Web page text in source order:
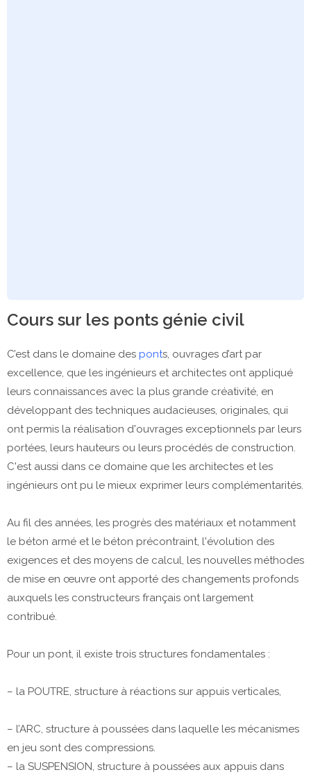
Cours sur les ponts génie civil
C’est dans le domaine des ponts, ouvrages d’art par
excellence, que les ingénieurs et architectes ont appliqué
leurs connaissances avec la plus grande créativité, en
développant des techniques audacieuses, originales, qui
ont permis la réalisation d'ouvrages exceptionnels par leurs
portées, leurs hauteurs ou leurs procédés de construction.
C'est aussi dans ce domaine que les architectes et les
ingénieurs ont pu le mieux exprimer leurs complémentarités.
Au fil des années, les progrès des matériaux et notamment
le béton armé et le béton précontraint, l'évolution des
exigences et des moyens de calcul, les nouvelles méthodes
de mise en œuvre ont apporté des changements profonds
auxquels les constructeurs français ont largement
contribué.
Pour un pont, il existe trois structures fondamentales :
– la POUTRE, structure à réactions sur appuis verticales,
– l’ARC, structure à poussées dans laquelle les mécanismes
en jeu sont des compressions.
– la SUSPENSION, structure à poussées aux appuis dans